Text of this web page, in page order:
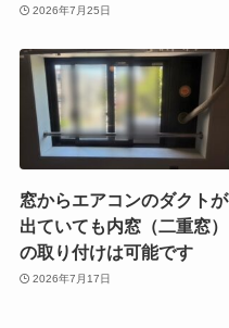
2026年7月25日
窓からエアコンのダクトが
出ていても内窓（二重窓）
の取り付けは可能です
2026年7月17日